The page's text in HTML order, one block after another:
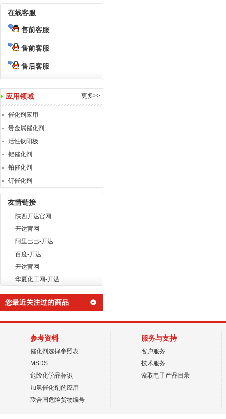
在线客服
售前客服
售前客服
售后客服
应用领域 更多>>
催化剂应用
贵金属催化剂
活性钛阳极
钯催化剂
铂催化剂
钌催化剂
友情链接
陕西开达官网
开达官网
阿里巴巴-开达
百度-开达
开达官网
华夏化工网-开达
您最近关注过的商品
参考资料
催化剂选择参照表
MSDS
危险化学品标识
加氢催化剂的应用
联合国危险货物编号
服务与支持
客户服务
技术服务
索取电子产品目录